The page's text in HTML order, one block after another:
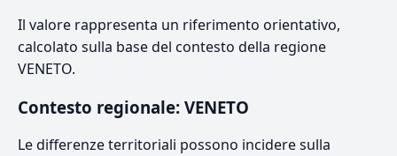
Il valore rappresenta un riferimento orientativo,
calcolato sulla base del contesto della regione
VENETO.
Contesto regionale: VENETO
Le differenze territoriali possono incidere sulla